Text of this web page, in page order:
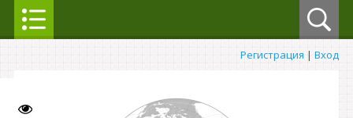
Регистрация | Вход